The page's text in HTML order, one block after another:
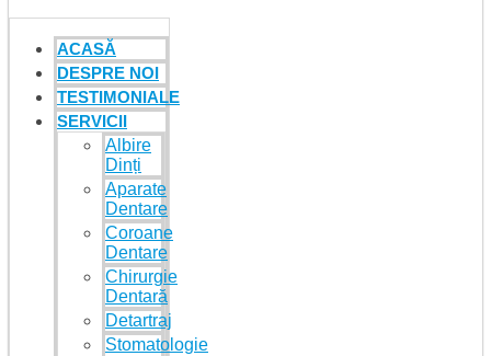
ACASĂ
DESPRE NOI
TESTIMONIALE
SERVICII
Albire
Dinți
Aparate
Dentare
Coroane
Dentare
Chirurgie
Dentară
Detartraj
Stomatologie